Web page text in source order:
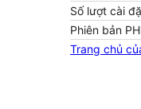
Số lượt cài
Phiên bản
Trang chủ